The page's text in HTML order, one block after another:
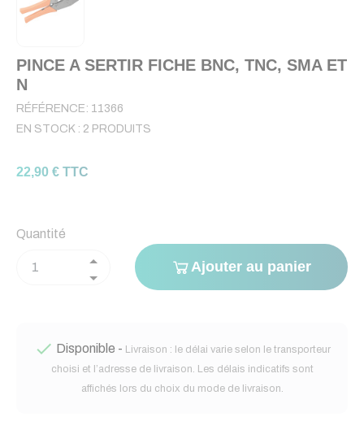
PINCE A SERTIR FICHE BNC, TNC, SMA ET
N
RÉFÉRENCE: 11366
EN STOCK : 2 PRODUITS
22,90 € TTC
Quantité
Ajouter au panier
 Disponible - Livraison : le délai varie selon le transporteur
choisi et l’adresse de livraison. Les délais indicatifs sont
affichés lors du choix du mode de livraison.